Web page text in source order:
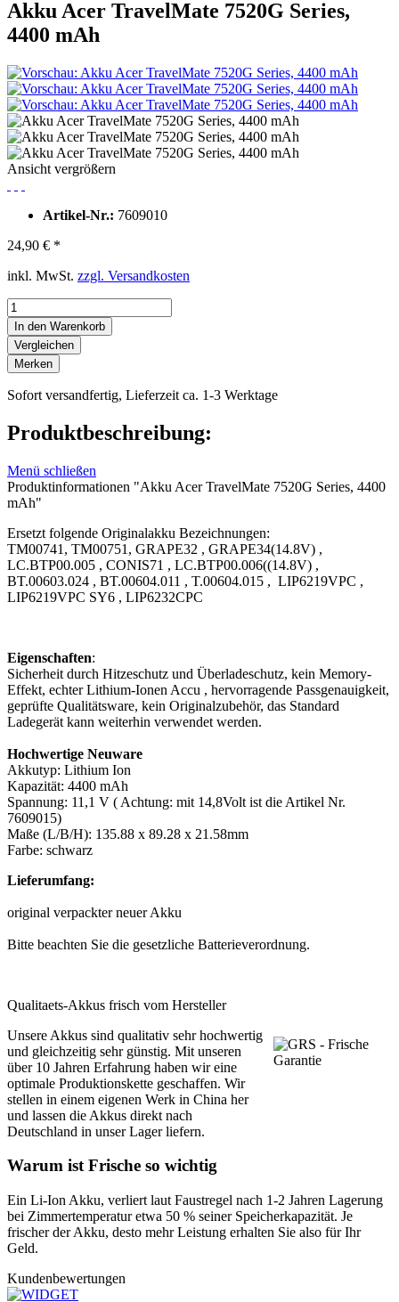
Akku Acer TravelMate 7520G Series,
4400 mAh
Ansicht vergrößern
Artikel-Nr.: 7609010
24,90 € *
inkl. MwSt. zzgl. Versandkosten
In den Warenkorb
Vergleichen
Merken
Sofort versandfertig, Lieferzeit ca. 1-3 Werktage
Produktbeschreibung:
Menü schließen
Produktinformationen "Akku Acer TravelMate 7520G Series, 4400
mAh"
Ersetzt folgende Originalakku Bezeichnungen:
TM00741, TM00751, GRAPE32 , GRAPE34(14.8V) ,
LC.BTP00.005 , CONIS71 , LC.BTP00.006((14.8V) ,
BT.00603.024 , BT.00604.011 , T.00604.015 , LIP6219VPC ,
LIP6219VPC SY6 , LIP6232CPC
Eigenschaften:
Sicherheit durch Hitzeschutz und Überladeschutz, kein Memory-
Effekt, echter Lithium-Ionen Accu , hervorragende Passgenauigkeit,
geprüfte Qualitätsware, kein Originalzubehör, das Standard
Ladegerät kann weiterhin verwendet werden.
Hochwertige Neuware
Akkutyp: Lithium Ion
Kapazität: 4400 mAh
Spannung: 11,1 V ( Achtung: mit 14,8Volt ist die Artikel Nr.
7609015)
Maße (L/B/H): 135.88 x 89.28 x 21.58mm
Farbe: schwarz
Lieferumfang:
original verpackter neuer Akku
Bitte beachten Sie die gesetzliche Batterieverordnung.
Qualitaets-Akkus frisch vom Hersteller
Unsere Akkus sind qualitativ sehr hochwertig
und gleichzeitig sehr günstig. Mit unseren
über 10 Jahren Erfahrung haben wir eine
optimale Produktionskette geschaffen. Wir
stellen in einem eigenen Werk in China her
und lassen die Akkus direkt nach
Deutschland in unser Lager liefern.
Warum ist Frische so wichtig
Ein Li-Ion Akku, verliert laut Faustregel nach 1-2 Jahren Lagerung
bei Zimmertemperatur etwa 50 % seiner Speicherkapazität. Je
frischer der Akku, desto mehr Leistung erhalten Sie also für Ihr
Geld.
Kundenbewertungen